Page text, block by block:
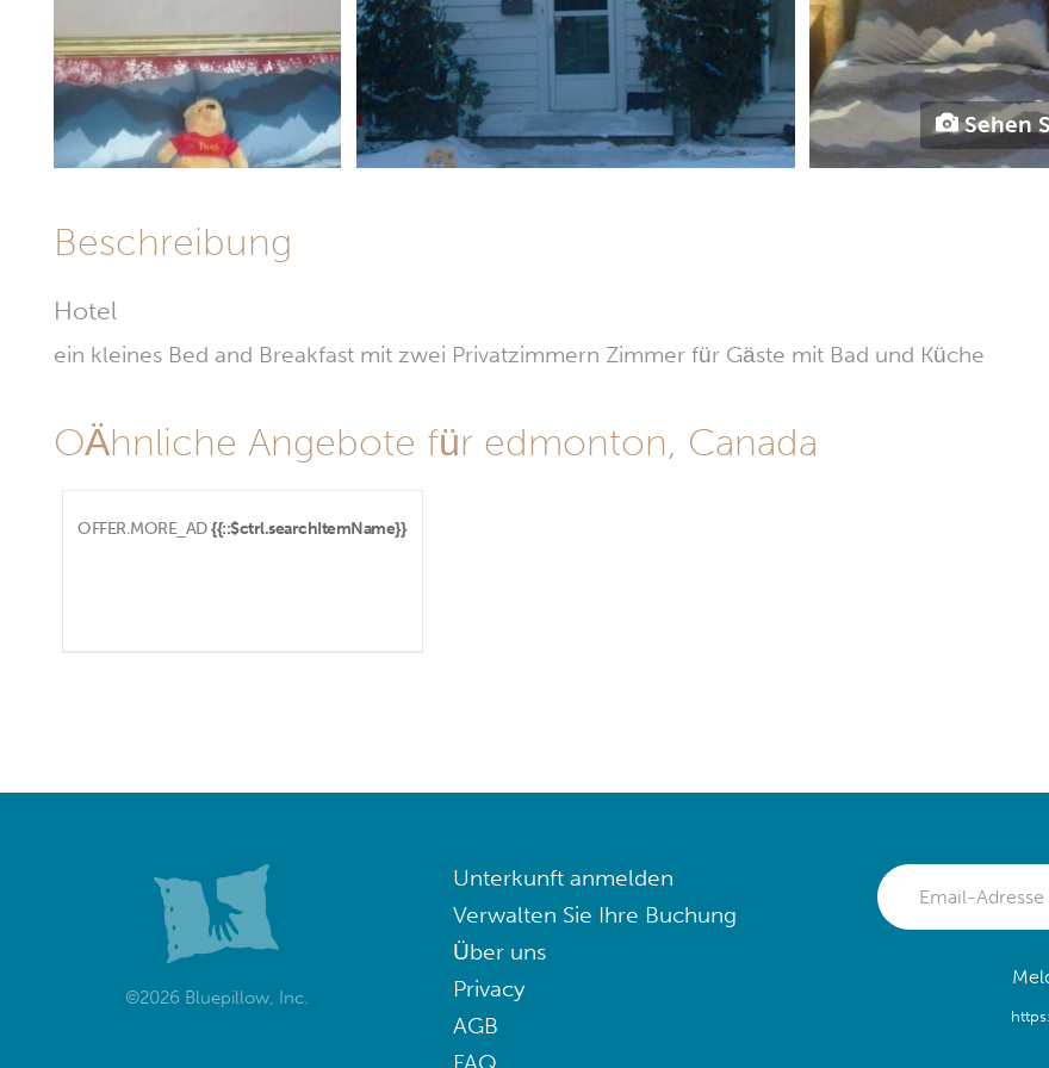
Sehen
Beschreibung
Hotel
ein kleines Bed and Breakfast mit zwei Privatzimmern Zimmer für Gäste mit Bad und Küche
OÄhnliche Angebote für edmonton, Canada
OFFER.MORE_AD {{::$ctrl.searchItemName}}
©2026 Bluepillow, Inc.
Unterkunft anmelden
Verwalten Sie Ihre Buchung
Über uns
Privacy
AGB
FAQ